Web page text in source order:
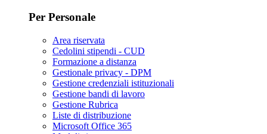
Per Personale
Area riservata
Cedolini stipendi - CUD
Formazione a distanza
Gestionale privacy - DPM
Gestione credenziali istituzionali
Gestione bandi di lavoro
Gestione Rubrica
Liste di distribuzione
Microsoft Office 365